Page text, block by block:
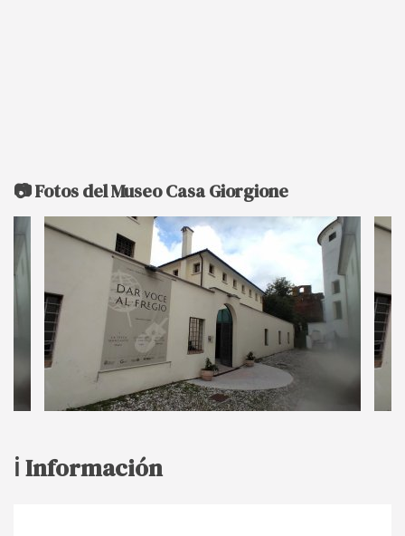
📷 Fotos del Museo Casa Giorgione
ℹ️ Información